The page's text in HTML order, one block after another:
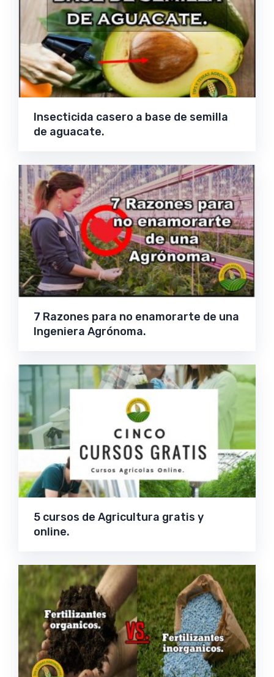
Insecticida casero a base de semilla
de aguacate.
7 Razones para no enamorarte de una
Ingeniera Agrónoma.
5 cursos de Agricultura gratis y
online.